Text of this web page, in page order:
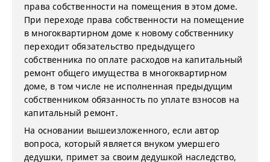
права собственности на помещения в этом доме.
При переходе права собственности на помещение
в многоквартирном доме к новому собственнику
переходит обязательство предыдущего
собственника по оплате расходов на капитальный
ремонт общего имущества в многоквартирном
доме, в том числе не исполненная предыдущим
собственником обязанность по уплате взносов на
капитальный ремонт.
На основании вышеизложенного, если автор
вопроса, который является внуком умершего
дедушки, примет за своим дедушкой наследство,